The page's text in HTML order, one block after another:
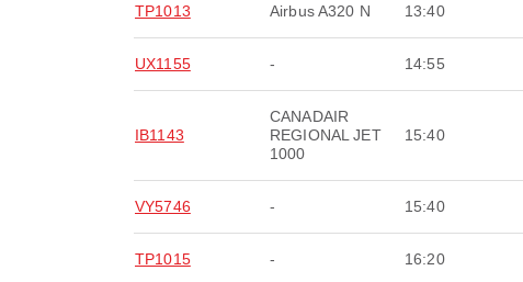
TP1013 Airbus A320 N 13:40
UX1155 - 14:55
IB1143
CANADAIR
REGIONAL JET
1000
15:40
VY5746 - 15:40
TP1015 - 16:20